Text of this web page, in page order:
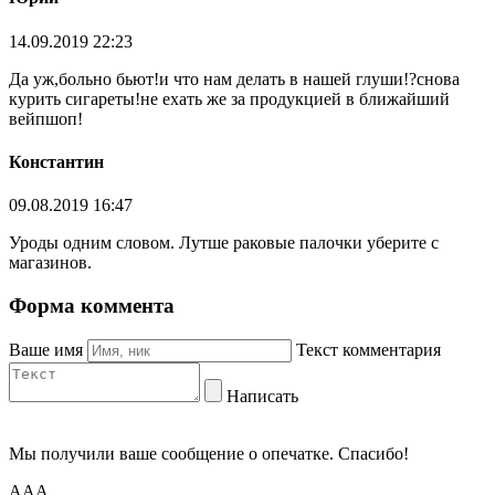
14.09.2019 22:23
Да уж,больно бьют!и что нам делать в нашей глуши!?снова
курить сигареты!не ехать же за продукцией в ближайший
вейпшоп!
Константин
09.08.2019 16:47
Уроды одним словом. Лутше раковые палочки уберите с
магазинов.
Форма коммента
Ваше имя Текст комментария
Написать
Мы получили ваше сообщение о опечатке. Спасибо!
AAA